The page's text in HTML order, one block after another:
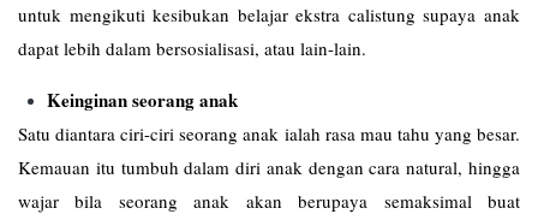
untuk mengikuti kesibukan belajar ekstra calistung supaya anak
dapat lebih dalam bersosialisasi, atau lain-lain.
Keinginan seorang anak
Satu diantara ciri-ciri seorang anak ialah rasa mau tahu yang besar.
Kemauan itu tumbuh dalam diri anak dengan cara natural, hingga
wajar bila seorang anak akan berupaya semaksimal buat